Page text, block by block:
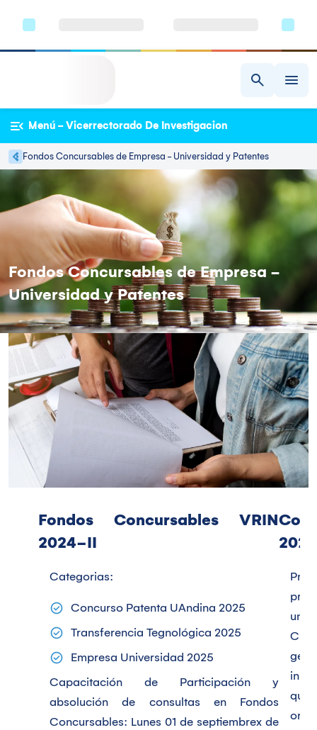
Menú - Vicerrectorado De Investigacion
Fondos Concursables de Empresa - Universidad y Patentes
Fondos Concursables de Empresa -
Universidad y Patentes
Fondos Concursables VRIN
2024-II
Categorias:
Concurso Patenta UAndina 2025
Transferencia Tegnológica 2025
Empresa Universidad 2025
Capacitación de Participación y
absolución de consultas en Fondos
Concursables: Lunes 01 de septiembrex de
2025
que